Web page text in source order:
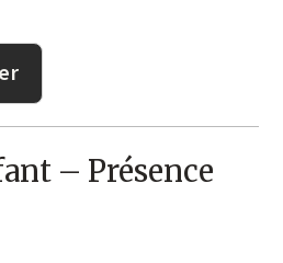
– Présence